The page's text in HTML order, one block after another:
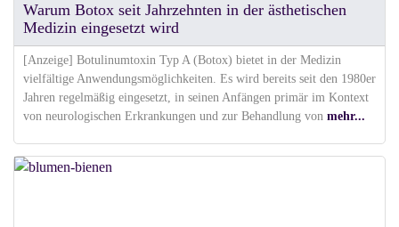
Warum Botox seit Jahrzehnten in der ästhetischen
Medizin eingesetzt wird
[Anzeige] Botulinumtoxin Typ A (Botox) bietet in der Medizin
vielfältige Anwendungsmöglichkeiten. Es wird bereits seit den 1980er
Jahren regelmäßig eingesetzt, in seinen Anfängen primär im Kontext
von neurologischen Erkrankungen und zur Behandlung von mehr...